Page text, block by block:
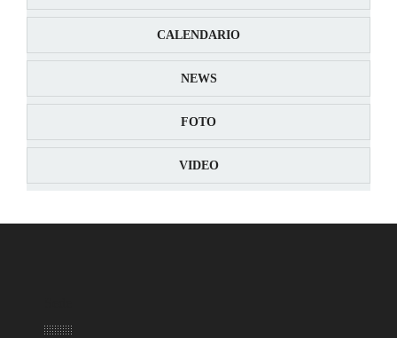
CALENDARIO
NEWS
FOTO
VIDEO